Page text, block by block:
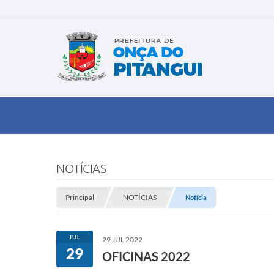
NOTÍCIAS
Principal NOTÍCIAS Notícia
JUL
29
29 JUL 2022
OFICINAS 2022